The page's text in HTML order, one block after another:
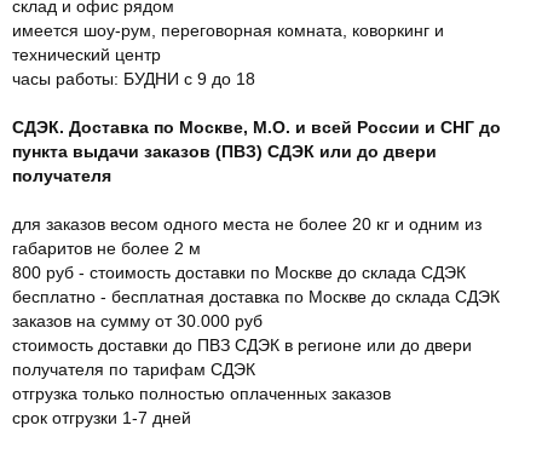
склад и офис рядом
имеется шоу-рум, переговорная комната, коворкинг и
технический центр
часы работы: БУДНИ с 9 до 18
СДЭК. Доставка по Москве, М.О. и всей России и СНГ до
пункта выдачи заказов (ПВЗ) СДЭК или до двери
получателя
для заказов весом одного места не более 20 кг и одним из
габаритов не более 2 м
800 руб - стоимость доставки по Москве до склада СДЭК
бесплатно - бесплатная доставка по Москве до склада СДЭК
заказов на сумму от 30.000 руб
стоимость доставки до ПВЗ СДЭК в регионе или до двери
получателя по тарифам СДЭК
отгрузка только полностью оплаченных заказов
срок отгрузки 1-7 дней